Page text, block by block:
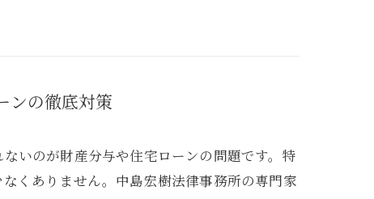
ンの徹底対策
いのが財産分与や住宅ローンの問題です。特
くありません。中島宏樹法律事務所の専門家